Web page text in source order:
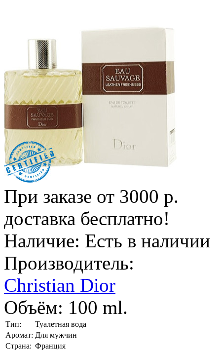
При заказе от 3000 р.
доставка бесплатно!
Наличие: Есть в наличии
Производитель:
Christian Dior
Объём: 100 ml.
Тип:
Туалетная вода
Аромат: Для мужчин
Страна: Франция